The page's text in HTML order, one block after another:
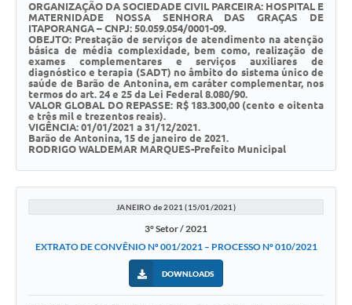
ORGANIZAÇÃO DA SOCIEDADE CIVIL PARCEIRA: HOSPITAL E
MATERNIDADE NOSSA SENHORA DAS GRAÇAS DE
ITAPORANGA – CNPJ: 50.059.054/0001-09.
OBEJTO: Prestação de serviços de atendimento na atenção
básica de média complexidade, bem como, realização de
exames complementares e serviços auxiliares de
diagnóstico e terapia (SADT) no âmbito do sistema único de
saúde de Barão de Antonina, em caráter complementar, nos
termos do art. 24 e 25 da Lei Federal 8.080/90.
VALOR GLOBAL DO REPASSE: R$ 183.300,00 (cento e oitenta
e três mil e trezentos reais).
VIGÊNCIA: 01/01/2021 a 31/12/2021.
Barão de Antonina, 15 de janeiro de 2021.
RODRIGO WALDEMAR MARQUES-Prefeito Municipal
JANEIRO de 2021 (15/01/2021)
3° Setor / 2021
EXTRATO DE CONVÊNIO Nº 001/2021 – PROCESSO Nº 010/2021
DOWNLOADS